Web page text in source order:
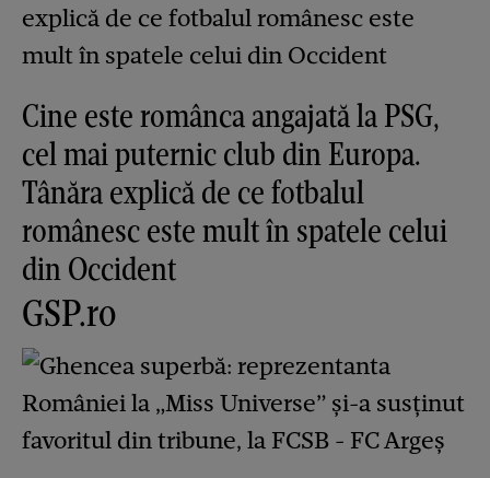
Cine este românca angajată la PSG,
cel mai puternic club din Europa.
Tânăra explică de ce fotbalul
românesc este mult în spatele celui
din Occident
GSP.ro